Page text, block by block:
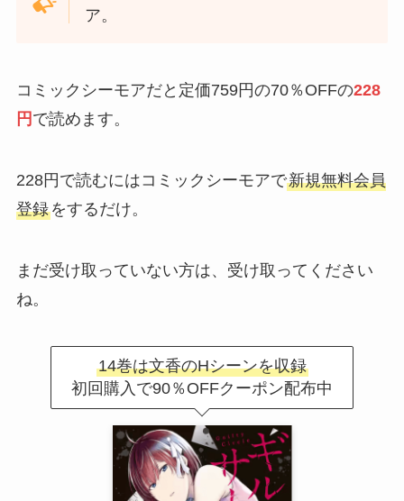
ア。
コミックシーモアだと定価759円の70％OFFの228
円 で読めます。
228円で読むにはコミックシーモアで新規無料会員
登録をするだけ。
まだ受け取っていない方は、受け取ってください
ね。
14巻は文香のHシーンを収録
初回購入で90％OFFクーポン配布中